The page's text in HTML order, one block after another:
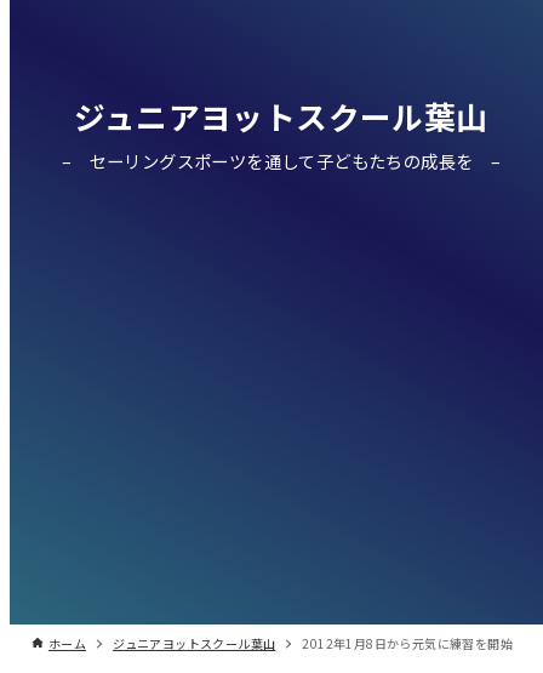
ジュニアヨットスクール葉山
セーリングスポーツを通して子どもたちの成長を
ホーム ジュニアヨットスクール葉山 2012年1月8日から元気に練習を開始